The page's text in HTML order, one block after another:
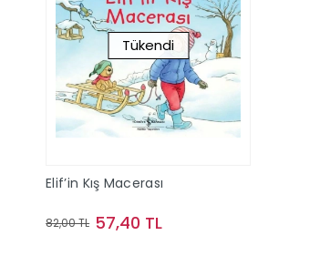
Tükendi
Elif’in Kış Macerası
82,00 TL 57,40 TL